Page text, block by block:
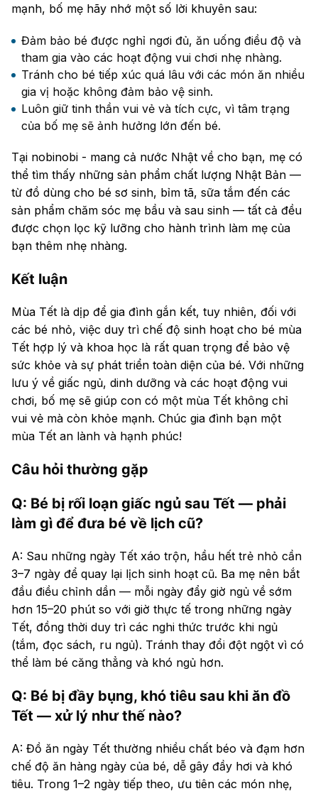
mạnh, bố mẹ hãy nhớ một số lời khuyên sau:
Đảm bảo bé được nghỉ ngơi đủ, ăn uống điều độ và
tham gia vào các hoạt động vui chơi nhẹ nhàng.
Tránh cho bé tiếp xúc quá lâu với các món ăn nhiều
gia vị hoặc không đảm bảo vệ sinh.
Luôn giữ tinh thần vui vẻ và tích cực, vì tâm trạng
của bố mẹ sẽ ảnh hưởng lớn đến bé.
Tại nobinobi - mang cả nước Nhật về cho bạn, mẹ có
thể tìm thấy những sản phẩm chất lượng Nhật Bản —
từ đồ dùng cho bé sơ sinh, bỉm tã, sữa tắm đến các
sản phẩm chăm sóc mẹ bầu và sau sinh — tất cả đều
được chọn lọc kỹ lưỡng cho hành trình làm mẹ của
bạn thêm nhẹ nhàng.
Kết luận
Mùa Tết là dịp để gia đình gắn kết, tuy nhiên, đối với
các bé nhỏ, việc duy trì chế độ sinh hoạt cho bé mùa
Tết hợp lý và khoa học là rất quan trọng để bảo vệ
sức khỏe và sự phát triển toàn diện của bé. Với những
lưu ý về giấc ngủ, dinh dưỡng và các hoạt động vui
chơi, bố mẹ sẽ giúp con có một mùa Tết không chỉ
vui vẻ mà còn khỏe mạnh. Chúc gia đình bạn một
mùa Tết an lành và hạnh phúc!
Câu hỏi thường gặp
Q: Bé bị rối loạn giấc ngủ sau Tết — phải
làm gì để đưa bé về lịch cũ?
A: Sau những ngày Tết xáo trộn, hầu hết trẻ nhỏ cần
3–7 ngày để quay lại lịch sinh hoạt cũ. Ba mẹ nên bắt
đầu điều chỉnh dần — mỗi ngày đẩy giờ ngủ về sớm
hơn 15–20 phút so với giờ thực tế trong những ngày
Tết, đồng thời duy trì các nghi thức trước khi ngủ
(tắm, đọc sách, ru ngủ). Tránh thay đổi đột ngột vì có
thể làm bé căng thẳng và khó ngủ hơn.
Q: Bé bị đầy bụng, khó tiêu sau khi ăn đồ
Tết — xử lý như thế nào?
A: Đồ ăn ngày Tết thường nhiều chất béo và đạm hơn
chế độ ăn hàng ngày của bé, dễ gây đầy hơi và khó
tiêu. Trong 1–2 ngày tiếp theo, ưu tiên các món nhẹ,